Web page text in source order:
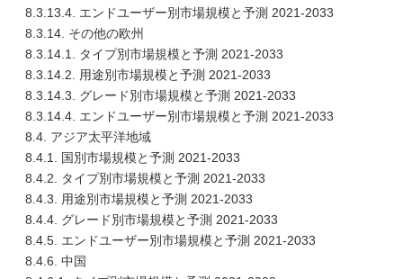
8.3.13.4. エンドユーザー別市場規模と予測 2021-2033
8.3.14. その他の欧州
8.3.14.1. タイプ別市場規模と予測 2021-2033
8.3.14.2. 用途別市場規模と予測 2021-2033
8.3.14.3. グレード別市場規模と予測 2021-2033
8.3.14.4. エンドユーザー別市場規模と予測 2021-2033
8.4. アジア太平洋地域
8.4.1. 国別市場規模と予測 2021-2033
8.4.2. タイプ別市場規模と予測 2021-2033
8.4.3. 用途別市場規模と予測 2021-2033
8.4.4. グレード別市場規模と予測 2021-2033
8.4.5. エンドユーザー別市場規模と予測 2021-2033
8.4.6. 中国